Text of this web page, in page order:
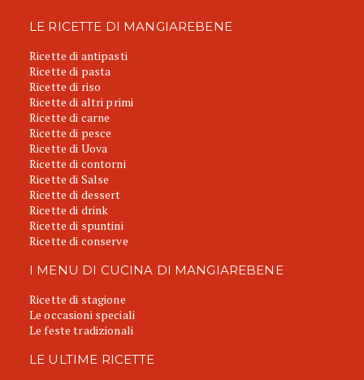
LE RICETTE DI MANGIAREBENE
Ricette di antipasti
Ricette di pasta
Ricette di riso
Ricette di altri primi
Ricette di carne
Ricette di pesce
Ricette di Uova
Ricette di contorni
Ricette di Salse
Ricette di dessert
Ricette di drink
Ricette di spuntini
Ricette di conserve
I MENU DI CUCINA DI MANGIAREBENE
Ricette di stagione
Le occasioni speciali
Le feste tradizionali
LE ULTIME RICETTE